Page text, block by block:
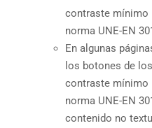
contraste mínimo
norma UNE-EN
En algunas
los botones de
contraste mínimo
norma UNE-EN
contenido no